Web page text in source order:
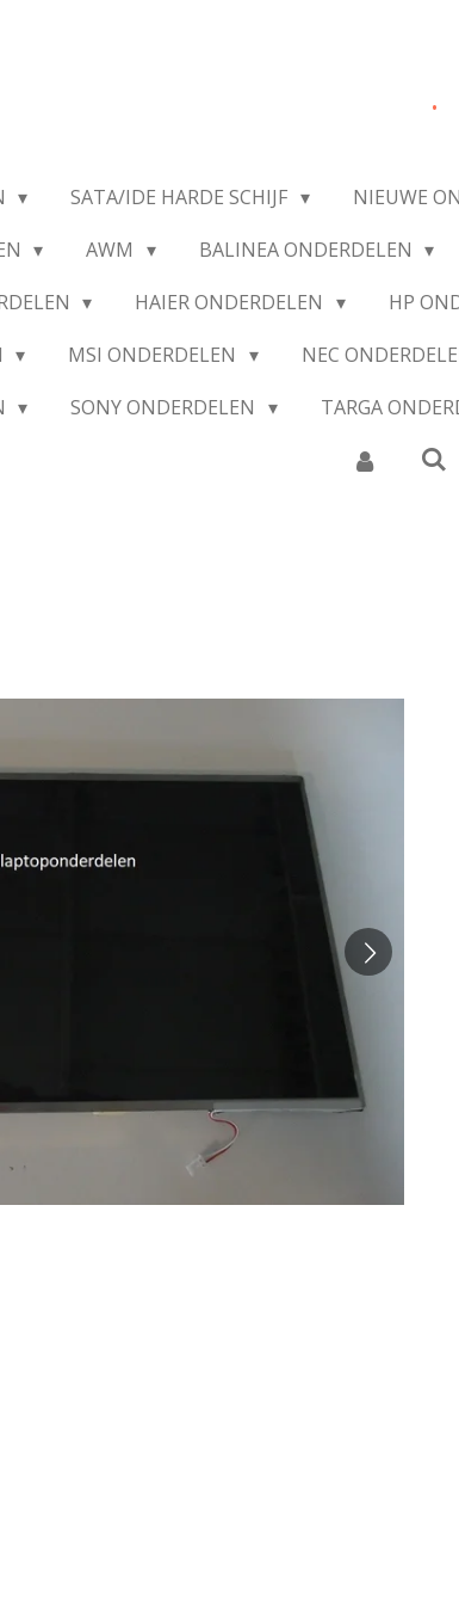
.
SATA/IDE HARDE SCHIJF NIEUWE
AWM BALINEA ONDERDELEN
HAIER ONDERDELEN HP
MSI ONDERDELEN NEC
SONY ONDERDELEN TARGA